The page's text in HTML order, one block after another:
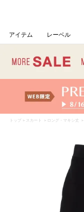
アイテム レーベル
トップ > スカート > ロング・マキシ丈 >